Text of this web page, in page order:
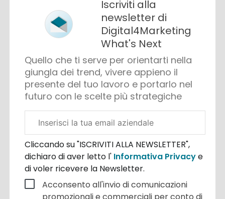
Iscriviti alla
newsletter di
Digital4Marketing
What's Next
Quello che ti serve per orientarti nella
giungla dei trend, vivere appieno il
presente del tuo lavoro e portarlo nel
futuro con le scelte più strategiche
aziendale
Cliccando su "ISCRIVITI ALLA NEWSLETTER",
dichiaro di aver letto l' Informativa Privacye
di voler ricevere la Newsletter.
Acconsento all'invio di comunicazioni
promozionali e commerciali per conto di